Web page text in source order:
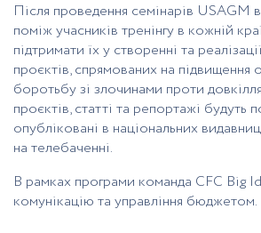
Після проведення семінарів USAGM
поміж учасників тренінгу в кожній
підтримати їх у створенні та
проєктів, спрямованих на підвищення
боротьбу зі злочинами проти
проєктів, статті та репортажі будуть
опубліковані в національних
на телебаченні.
В рамках програми команда CFC Big
комунікацію та управління бюджетом.